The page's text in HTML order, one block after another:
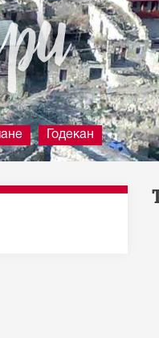
Годекан